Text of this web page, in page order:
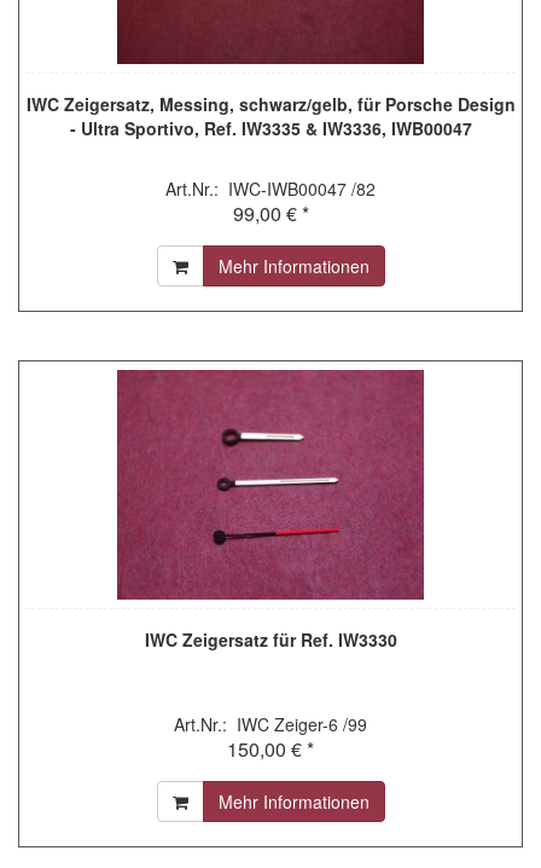
IWC Zeigersatz, Messing, schwarz/gelb, für Porsche Design
- Ultra Sportivo, Ref. IW3335 & IW3336, IWB00047
Art.Nr.: IWC-IWB00047 /82
99,00 € *
Mehr Informationen
IWC Zeigersatz für Ref. IW3330
Art.Nr.: IWC Zeiger-6 /99
150,00 € *
Mehr Informationen